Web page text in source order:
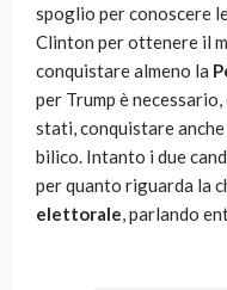
spoglio per conoscere
Clinton per ottenere il
conquistare almeno la
per Trump è
stati, conquistare
bilico. Intanto i due
per quanto riguarda la
elettorale, parlando